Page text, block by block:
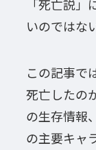
「死亡説
いのではな
この記事で
死亡したの
の生存情報
の主要キャ